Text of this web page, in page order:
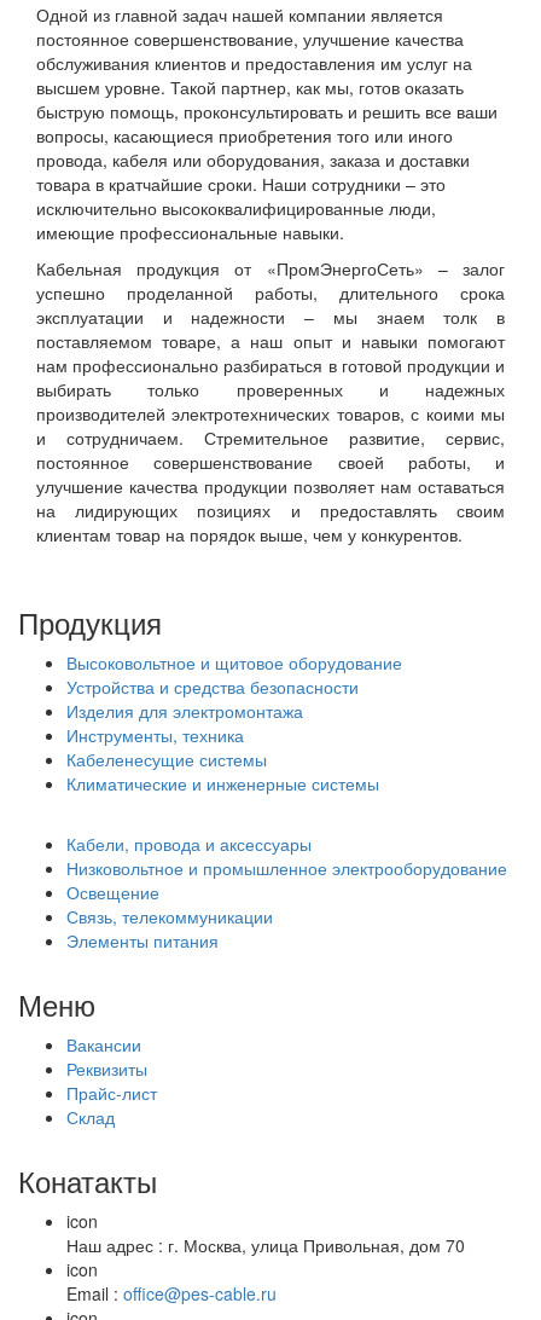
Одной из главной задач нашей компании является
постоянное совершенствование, улучшение качества
обслуживания клиентов и предоставления им услуг на
высшем уровне. Такой партнер, как мы, готов оказать
быструю помощь, проконсультировать и решить все ваши
вопросы, касающиеся приобретения того или иного
провода, кабеля или оборудования, заказа и доставки
товара в кратчайшие сроки. Наши сотрудники – это
исключительно высококвалифицированные люди,
имеющие профессиональные навыки.
Кабельная продукция от «ПромЭнергоСеть» – залог
успешно проделанной работы, длительного срока
эксплуатации и надежности – мы знаем толк в
поставляемом товаре, а наш опыт и навыки помогают
нам профессионально разбираться в готовой продукции и
выбирать только проверенных и надежных
производителей электротехнических товаров, с коими мы
и сотрудничаем. Стремительное развитие, сервис,
постоянное совершенствование своей работы, и
улучшение качества продукции позволяет нам оставаться
на лидирующих позициях и предоставлять своим
клиентам товар на порядок выше, чем у конкурентов.
Продукция
Высоковольтное и щитовое оборудование
Устройства и средства безопасности
Изделия для электромонтажа
Инструменты, техника
Кабеленесущие системы
Климатические и инженерные системы
Кабели, провода и аксессуары
Низковольтное и промышленное электрооборудование
Освещение
Связь, телекоммуникации
Элементы питания
Меню
Вакансии
Реквизиты
Прайс-лист
Склад
Конатакты
icon
Наш адрес : г. Москва, улица Привольная, дом 70
icon
Email : office@pes-cable.ru